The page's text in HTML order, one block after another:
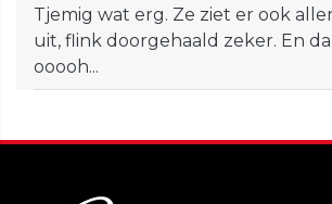
Tjemig wat erg. Ze ziet er ook
uit, flink doorgehaald zeker. En
ooooh...